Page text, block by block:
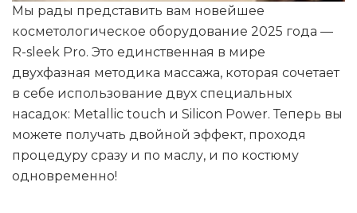
Мы рады представить вам новейшее
косметологическое оборудование 2025 года —
R-sleek Pro. Это единственная в мире
двухфазная методика массажа, которая сочетает
в себе использование двух специальных
насадок: Metallic touch и Silicon Power. Теперь вы
можете получать двойной эффект, проходя
процедуру сразу и по маслу, и по костюму
одновременно!